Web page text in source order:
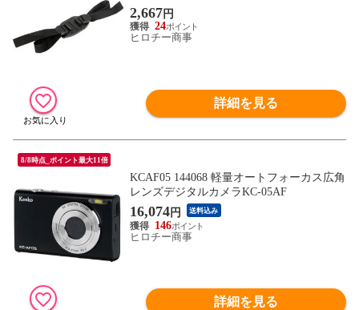
ウント
2,667円
24
ヒロチー商事
詳細を見る
8/8時点_ポイント最大11倍
KCAF05 144068 軽量オートフォーカス広角
レンズデジタルカメラKC-05AF
16,074円 送料込み
146
ヒロチー商事
詳細を見る